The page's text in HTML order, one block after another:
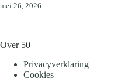
mei 26, 2026
Over 50+
Privacyverklaring
Cookies